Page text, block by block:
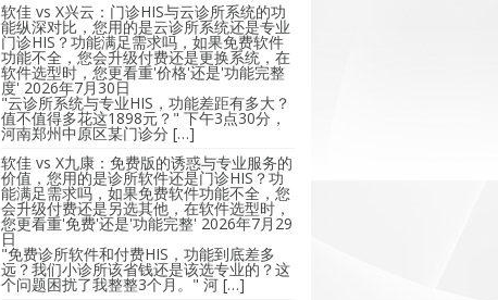
软佳 vs X兴云：门诊HIS与云诊所系统的功
能纵深对比，您用的是云诊所系统还是专业
门诊HIS？功能满足需求吗，如果免费软件
功能不全，您会升级付费还是更换系统，在
软件选型时，您更看重'价格'还是'功能完整
度' 2026年7月30日
"云诊所系统与专业HIS，功能差距有多大？
值不值得多花这1898元？" 下午3点30分，
河南郑州中原区某门诊分 […]
软佳 vs X九康：免费版的诱惑与专业服务的
价值，您用的是诊所软件还是门诊HIS？功
能满足需求吗，如果免费软件功能不全，您
会升级付费还是另选其他，在软件选型时，
您更看重'免费'还是'功能完整' 2026年7月29
日
"免费诊所软件和付费HIS，功能到底差多
远？我们小诊所该省钱还是该选专业的？这
个问题困扰了我整整3个月。" 河 […]